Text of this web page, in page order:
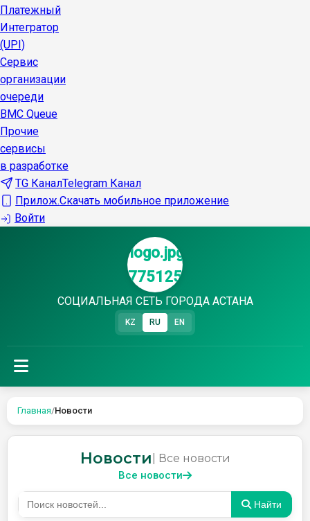
Платежный
Интегратор
(UPI)
Сервис
организации
очереди
BMC Queue
Прочие
сервисы
в разработке
TG КаналTelegram Канал
Прилож.Скачать мобильное приложение
Войти
СОЦИАЛЬНАЯ СЕТЬ ГОРОДА АСТАНА
KZ RU EN
Главная/Новости
Новости | Все новости
Все новости
Найти